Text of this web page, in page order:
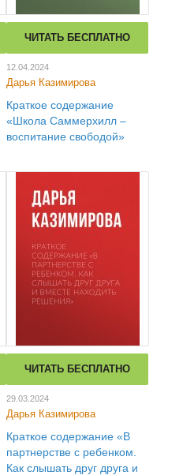
ЧИТАТЬ БЕСПЛАТНО
12.04.2024
Дарья Казимирова
Краткое содержание
«Школа Саммерхилл –
воспитание свободой»
ЧИТАТЬ БЕСПЛАТНО
29.03.2024
Дарья Казимирова
Краткое содержание «В
партнерстве с ребенком.
Как слышать друг друга и